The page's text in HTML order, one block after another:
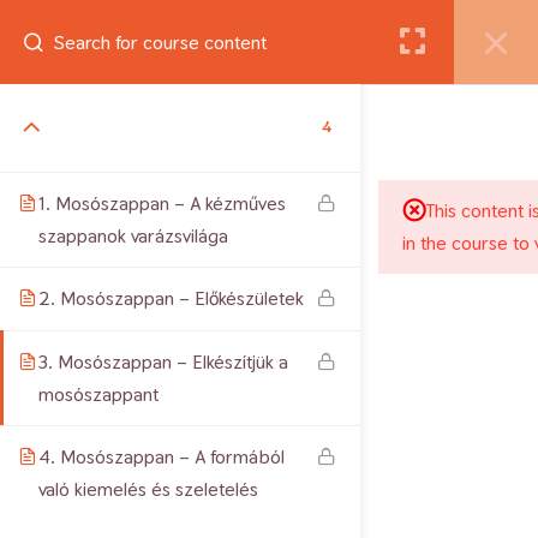
Belépés
4
1. Mosószappan – A kézműves
szappanok varázsvilága
2. Mosószappan – Előkészületek
3. Mosószappan – Elkészítjük a
mosószappant
4. Mosószappan – A formából
való kiemelés és szeletelés
This content
in the course to
Jogtulajdonos: Csiszár Andrea. Minden jog fenntartva. 2012-